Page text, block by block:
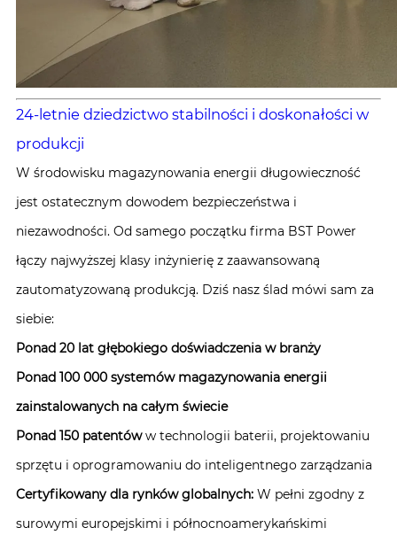
24-letnie dziedzictwo stabilności i doskonałości w
produkcji
W środowisku magazynowania energii długowieczność
jest ostatecznym dowodem bezpieczeństwa i
niezawodności. Od samego początku firma BST Power
łączy najwyższej klasy inżynierię z zaawansowaną
zautomatyzowaną produkcją. Dziś nasz ślad mówi sam za
siebie:
Ponad 20 lat głębokiego doświadczenia w branży
Ponad 100 000 systemów magazynowania energii
zainstalowanych na całym świecie
Ponad 150 patentóww technologii baterii, projektowaniu
sprzętu i oprogramowaniu do inteligentnego zarządzania
Certyfikowany dla rynków globalnych: W pełni zgodny z
surowymi europejskimi i północnoamerykańskimi